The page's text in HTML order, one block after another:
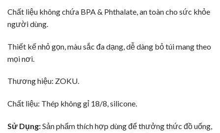
Chất liệu không chứa BPA & Phthalate, an toàn cho sức khỏe
người dùng.
Thiết kế nhỏ gọn, màu sắc đa dạng, dễ dàng bỏ túi mang theo
mọi nơi.
Thương hiệu: ZOKU.
Chất liệu: Thép không gỉ 18/8, silicone.
Sử Dụng:Sản phẩm thích hợp dùng để thưởng thức đồ uống,